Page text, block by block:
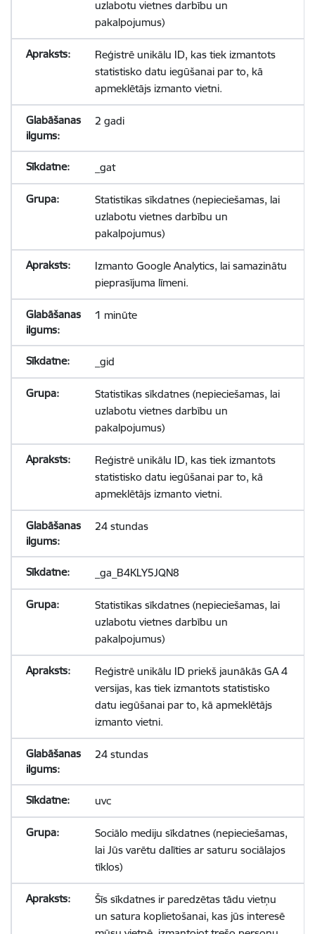
uzlabotu vietnes darbību un
pakalpojumus)
Reģistrē unikālu ID, kas tiek izmantots
statistisko datu iegūšanai par to, kā
apmeklētājs izmanto vietni.
2 gadi
_gat
Statistikas sīkdatnes (nepieciešamas, lai
uzlabotu vietnes darbību un
pakalpojumus)
Izmanto Google Analytics, lai samazinātu
pieprasījuma līmeni.
1 minūte
_gid
Statistikas sīkdatnes (nepieciešamas, lai
uzlabotu vietnes darbību un
pakalpojumus)
Reģistrē unikālu ID, kas tiek izmantots
statistisko datu iegūšanai par to, kā
apmeklētājs izmanto vietni.
24 stundas
_ga_B4KLY5JQN8
Statistikas sīkdatnes (nepieciešamas, lai
uzlabotu vietnes darbību un
pakalpojumus)
Reģistrē unikālu ID priekš jaunākās GA 4
versijas, kas tiek izmantots statistisko
datu iegūšanai par to, kā apmeklētājs
izmanto vietni.
24 stundas
uvc
Sociālo mediju sīkdatnes (nepieciešamas,
lai Jūs varētu dalīties ar saturu sociālajos
tīklos)
Šīs sīkdatnes ir paredzētas tādu vietņu
un satura koplietošanai, kas jūs interesē